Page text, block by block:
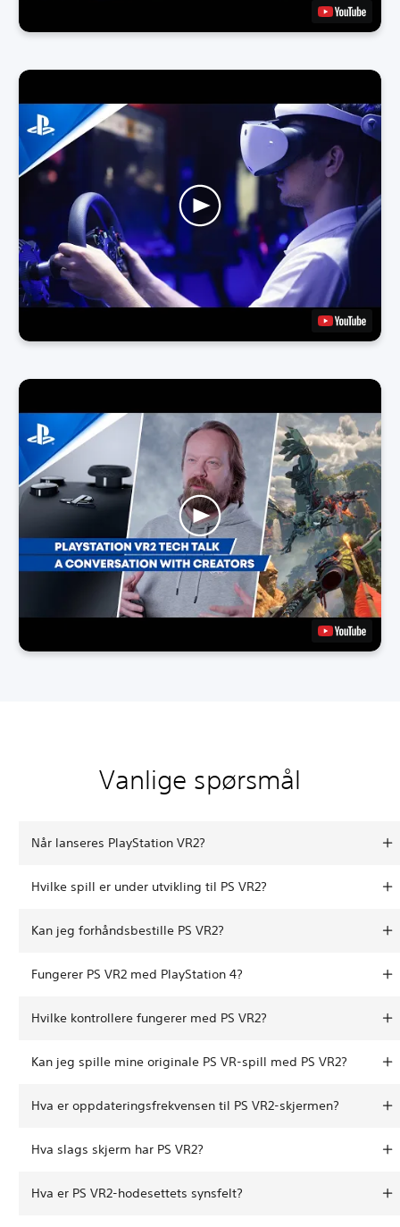
Vanlige spørsmål
Når lanseres PlayStation VR2?
Hvilke spill er under utvikling til PS VR2?
Kan jeg forhåndsbestille PS VR2?
Fungerer PS VR2 med PlayStation 4?
Hvilke kontrollere fungerer med PS VR2?
Kan jeg spille mine originale PS VR-spill med PS VR2?
Hva er oppdateringsfrekvensen til PS VR2-skjermen?
Hva slags skjerm har PS VR2?
Hva er PS VR2-hodesettets synsfelt?